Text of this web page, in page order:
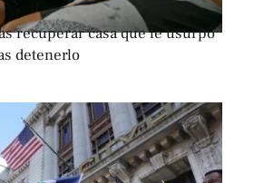
recuperar casa que le usurpó
detenerlo